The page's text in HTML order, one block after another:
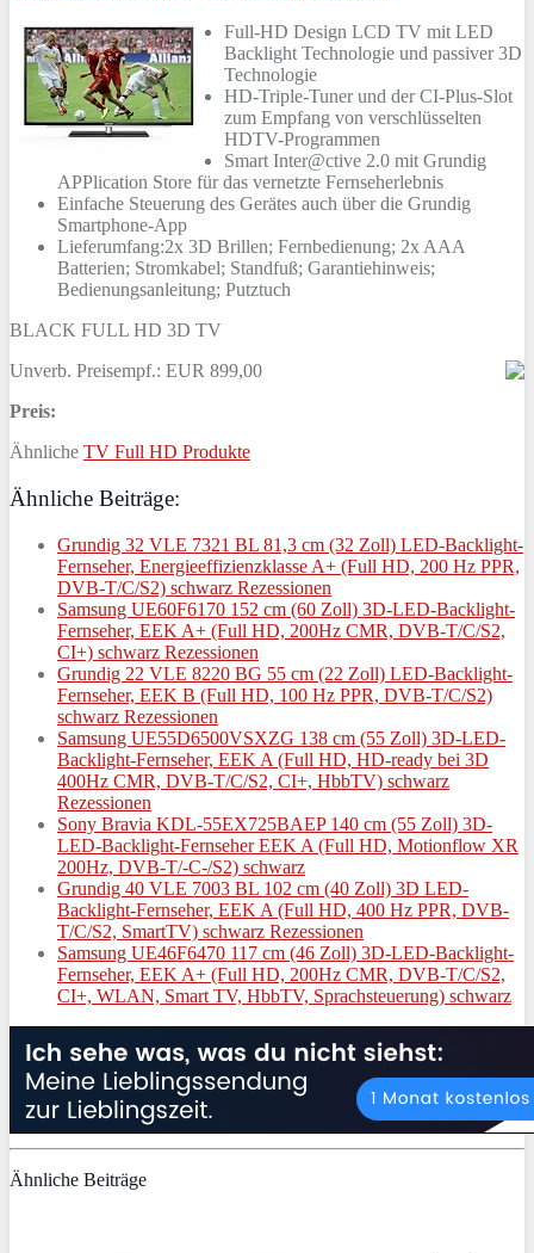
Full-HD Design LCD TV mit LED
Backlight Technologie und passiver 3D
Technologie
HD-Triple-Tuner und der CI-Plus-Slot
zum Empfang von verschlüsselten
HDTV-Programmen
Smart Inter@ctive 2.0 mit Grundig
APPlication Store für das vernetzte Fernseherlebnis
Einfache Steuerung des Gerätes auch über die Grundig
Smartphone-App
Lieferumfang:2x 3D Brillen; Fernbedienung; 2x AAA
Batterien; Stromkabel; Standfuß; Garantiehinweis;
Bedienungsanleitung; Putztuch
BLACK FULL HD 3D TV
Unverb. Preisempf.: EUR 899,00
Preis:
Ähnliche TV Full HD Produkte
Ähnliche Beiträge:
Grundig 32 VLE 7321 BL 81,3 cm (32 Zoll) LED-Backlight-
Fernseher, Energieeffizienzklasse A+ (Full HD, 200 Hz PPR,
DVB-T/C/S2) schwarz Rezessionen
Samsung UE60F6170 152 cm (60 Zoll) 3D-LED-Backlight-
Fernseher, EEK A+ (Full HD, 200Hz CMR, DVB-T/C/S2,
CI+) schwarz Rezessionen
Grundig 22 VLE 8220 BG 55 cm (22 Zoll) LED-Backlight-
Fernseher, EEK B (Full HD, 100 Hz PPR, DVB-T/C/S2)
schwarz Rezessionen
Samsung UE55D6500VSXZG 138 cm (55 Zoll) 3D-LED-
Backlight-Fernseher, EEK A (Full HD, HD-ready bei 3D
400Hz CMR, DVB-T/C/S2, CI+, HbbTV) schwarz
Rezessionen
Sony Bravia KDL-55EX725BAEP 140 cm (55 Zoll) 3D-
LED-Backlight-Fernseher EEK A (Full HD, Motionflow XR
200Hz, DVB-T/-C-/S2) schwarz
Grundig 40 VLE 7003 BL 102 cm (40 Zoll) 3D LED-
Backlight-Fernseher, EEK A (Full HD, 400 Hz PPR, DVB-
T/C/S2, SmartTV) schwarz Rezessionen
Samsung UE46F6470 117 cm (46 Zoll) 3D-LED-Backlight-
Fernseher, EEK A+ (Full HD, 200Hz CMR, DVB-T/C/S2,
CI+, WLAN, Smart TV, HbbTV, Sprachsteuerung) schwarz
Ähnliche Beiträge